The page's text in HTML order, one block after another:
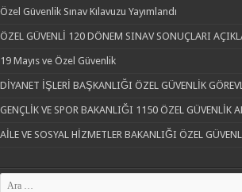
Özel Güvenlik Sınav Kılavuzu Yayımlandı
ÖZEL GÜVENLİ 120 DÖNEM SINAV SONUÇLARI
19 Mayıs ve Özel Güvenlik
DİYANET İŞLERİ BAŞKANLIĞI ÖZEL GÜVENLİK
GENÇLİK VE SPOR BAKANLIĞI 1150 ÖZEL GÜVENLİK
AİLE VE SOSYAL HİZMETLER BAKANLIĞI ÖZEL